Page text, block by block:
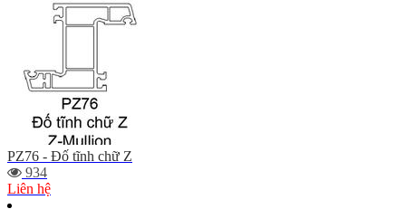
PZ76 - Đố tĩnh chữ Z
934
Liên hệ